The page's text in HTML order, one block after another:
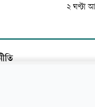
ও
এরপর
২ ঘণ্টা